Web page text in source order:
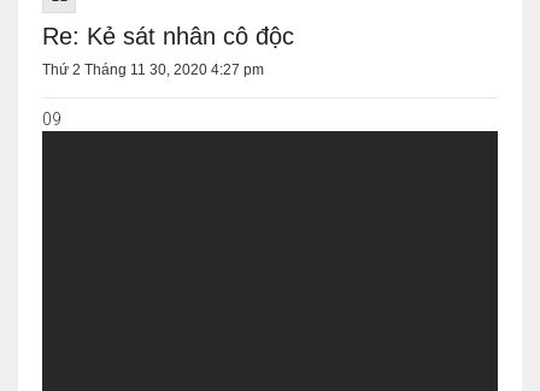
Re: Kẻ sát nhân cô độc
Thứ 2 Tháng 11 30, 2020 4:27 pm
09